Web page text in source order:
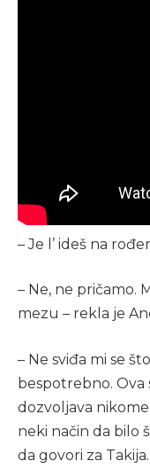
– Je l’ ideš na
– Ne, ne pričamo.
mezu – rekla je
– Ne sviđa mi se
bespotrebno. Ova
dozvoljava
neki način da bilo
da govori za